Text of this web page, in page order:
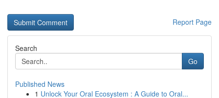
Report Page
Search
Go
Published News
1 Unlock Your Oral Ecosystem : A Guide to Oral...